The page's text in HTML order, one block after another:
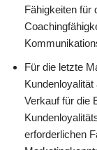
Fähigkeiten für
Für die letzte
Kundenloyalität
Verkauf für die
erforderlichen